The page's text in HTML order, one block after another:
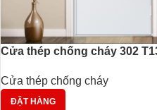
Cửa thép chống cháy 302
Cửa thép chống cháy
ĐẶT HÀNG